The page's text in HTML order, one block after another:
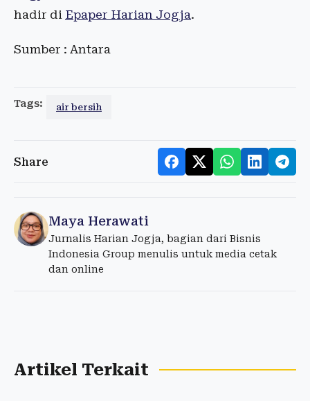
hadir di Epaper Harian Jogja.
Sumber : Antara
Tags: air bersih
Share
Maya Herawati
Jurnalis Harian Jogja, bagian dari Bisnis
Indonesia Group menulis untuk media cetak
dan online
Artikel Terkait